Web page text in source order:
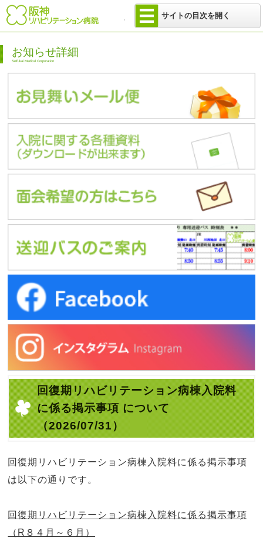
医療法人 せい
サイトの目次を開く
お知らせ詳細
Seifukai Medical Corporation
回復期リハビリテーション病棟入院料
に係る掲示事項 について
（2026/07/31）
回復期リハビリテーション病棟入院料に係る掲示事項
は以下の通りです。
回復期リハビリテーション病棟入院料に係る掲示事項
（R８４月～６月）